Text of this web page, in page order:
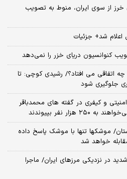
خرز از سوی ایران، منوط به تصویب
شد+ جزئیات
کنوانسیون دریای خزر را نمی‌دهد
اتفاقی می افتاد؟/ رشیدی کوچی: تا
جلوگیری شود
یا ۴ جرم جدی امنیتی و کیفری در گفته های محمدباقر
نفر بپیوندند
موشکها تنها با موشک پاسخ داده
خواهد شد
در نزدیکی مرز‌های ایران/ ماجرا